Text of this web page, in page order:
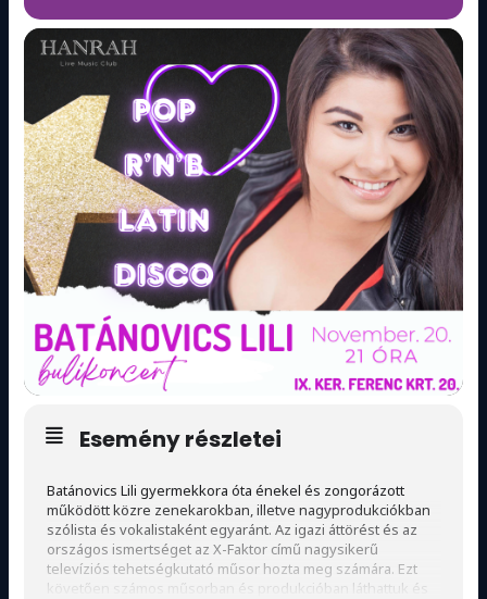
Esemény részletei
Batánovics Lili gyermekkora óta énekel és zongorázott
működött közre zenekarokban, illetve nagyprodukciókban
szólista és vokalistaként egyaránt. Az igazi áttörést és az
országos ismertséget az X-Faktor című nagysikerű
televíziós tehetségkutató műsor hozta meg számára. Ezt
követően számos műsorban és produkcióban láthattuk és